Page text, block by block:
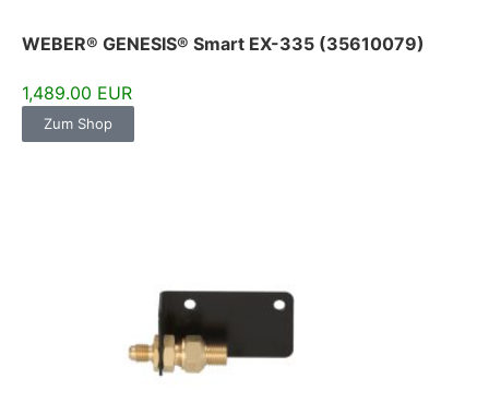
WEBER® GENESIS® Smart EX-335 (35610079)
1,489.00 EUR
Zum Shop